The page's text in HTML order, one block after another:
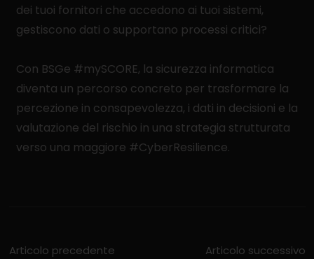
dei tuoi fornitori che accedono ai tuoi sistemi,
gestiscono dati o supportano processi critici?
Con BSGe #mySCORE, la sicurezza informatica
diventa un percorso concreto per trasformare la
percezione in consapevolezza, i dati in decisioni e la
valutazione del rischio in una strategia strutturata
verso una maggiore #CyberResilience.
Articolo precedente Articolo successivo